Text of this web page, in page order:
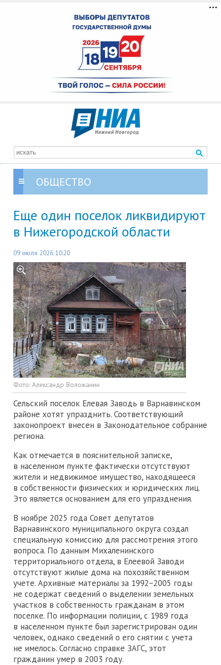
ОБЩЕСТВО
Еще один поселок ликвидируют
в Нижегородской области
09 июля 2026 10:20
Фото: Александр Воложанин
Сельский поселок Елевая Заводь в Варнавинском
районе хотят упразднить. Соответствующий
законопроект внесен в Законодательное собрание
региона.
Как отмечается в пояснительной записке,
в населенном пункте фактически отсутствуют
жители и недвижимое имущество, находящееся
в собственности физических и юридических лиц.
Это является основанием для его упразднения.
В ноябре 2025 года Совет депутатов
Варнавинского муниципального округа создал
специальную комиссию для рассмотрения этого
вопроса. По данным Михаленинского
территориального отдела, в Елеевой Заводи
отсутствуют жилые дома на похозяйственном
учете. Архивные материалы за 1992−2005 годы
не содержат сведений о выделении земельных
участков в собственность гражданам в этом
поселке. По информации полиции, с 1989 года
в населенном пункте был зарегистрирован один
человек, однако сведений о его снятии с учета
не имелось. Согласно справке ЗАГС, этот
гражданин умер в 2003 году.